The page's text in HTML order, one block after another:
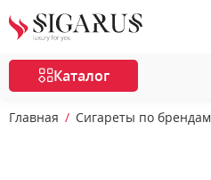
Каталог
Главная Сигареты по брендам